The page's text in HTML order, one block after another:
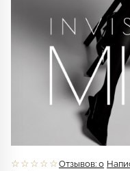
☆☆☆☆☆ Отзывов: 0